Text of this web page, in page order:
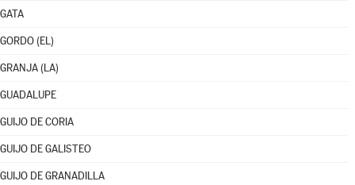
GATA
GORDO (EL)
GRANJA (LA)
GUADALUPE
GUIJO DE CORIA
GUIJO DE GALISTEO
GUIJO DE GRANADILLA